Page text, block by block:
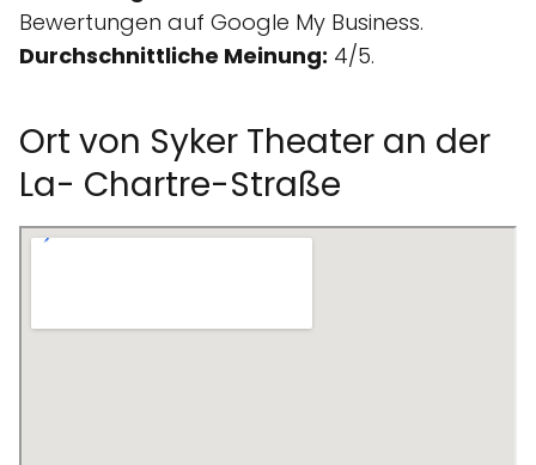
Bewertungen auf Google My Business.
Durchschnittliche Meinung: 4/5.
Ort von Syker Theater an der
La- Chartre-Straße